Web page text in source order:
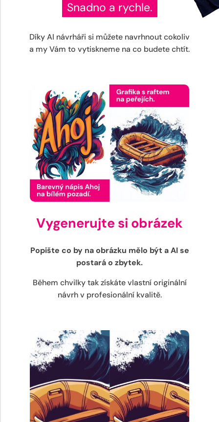
Snadno a rychle.
Díky AI návrháři si můžete navrhnout cokoliv
a my Vám to vytiskneme na co budete chtít.
Vygenerujte si obrázek
Popište co by na obrázku mělo být a AI se
postará o zbytek.
Během chvilky tak získáte vlastní originální
návrh v profesionální kvalitě.